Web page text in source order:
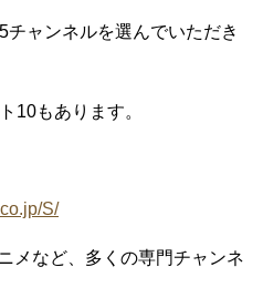
ャンネルを選んでいただき
10もあります。
S/
メなど、多くの専門チャンネ